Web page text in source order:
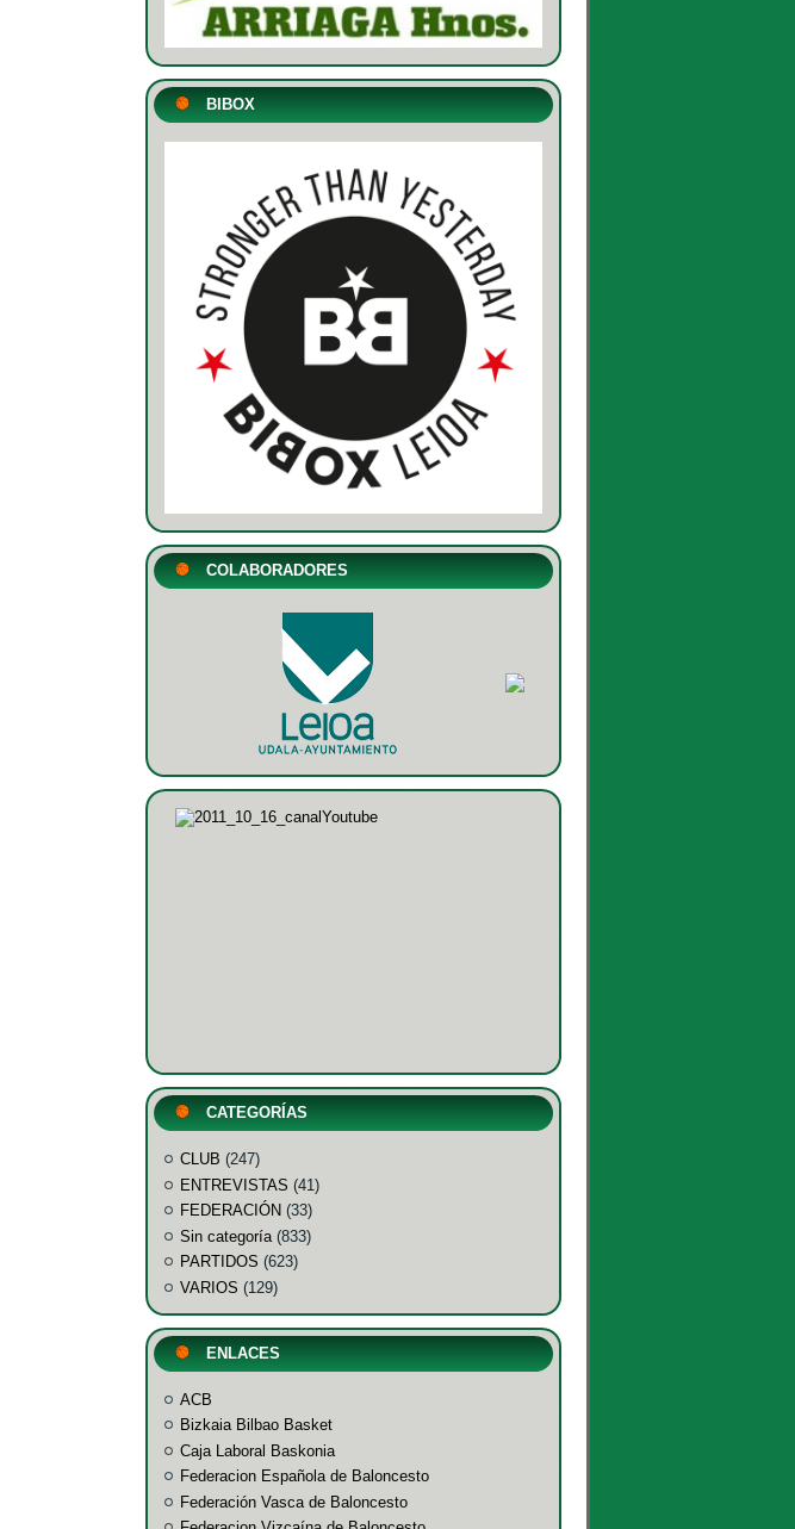
BIBOX
COLABORADORES
CATEGORÍAS
CLUB (247)
ENTREVISTAS (41)
FEDERACIÓN (33)
Sin categoría (833)
PARTIDOS (623)
VARIOS (129)
ENLACES
ACB
Bizkaia Bilbao Basket
Caja Laboral Baskonia
Federacion Española de Baloncesto
Federación Vasca de Baloncesto